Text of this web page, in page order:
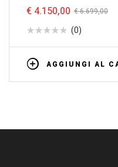
€6.699,00
€ 4.150,00
(0)
AGGIUNGI AL